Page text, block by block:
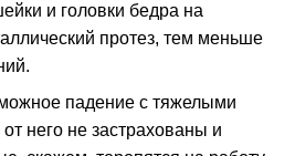
и головки бедра на
протез, тем меньше
падение с тяжелыми
него не застрахованы и